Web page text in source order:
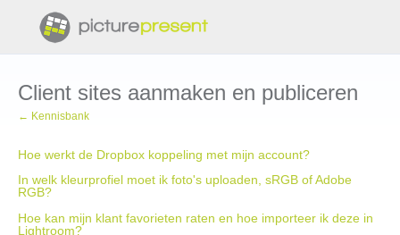
Client sites aanmaken en publiceren
← Kennisbank
Hoe werkt de Dropbox koppeling met mijn account?
In welk kleurprofiel moet ik foto's uploaden, sRGB of Adobe
RGB?
Hoe kan mijn klant favorieten raten en hoe importeer ik deze in
Lightroom?